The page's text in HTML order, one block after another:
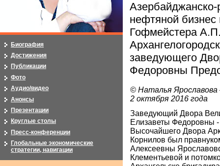
Азербайджанско-
нефтяной бизнес
Гофмейстера
заведующего
Федоровны
© Наталья Ярославова
2 октября 2016 года
Заведующий Двора
Елизаветы Федоровны
Высочайшего Двора
Корнилов был
Алексеевны
Клементьевой и
Биография
Достижения
Публикации
Фото
Аудио/видео
Анонсы
Презентации
Круглые столы
Пресс-конференции
Глобальные экономические
стратегии, навигации